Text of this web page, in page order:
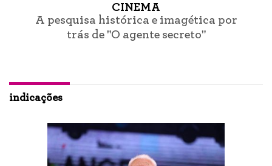
CINEMA
A pesquisa histórica e imagética por
trás de "O agente secreto"
indicações